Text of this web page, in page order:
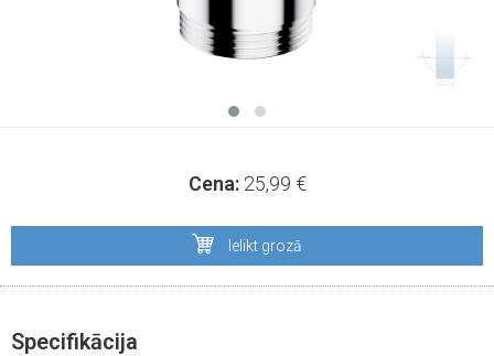
Cena: 25,99 €
Ielikt grozā
Specifikācija